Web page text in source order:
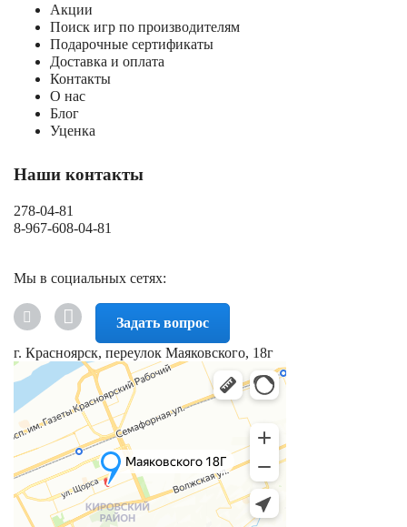
Акции
Поиск игр по производителям
Подарочные сертификаты
Доставка и оплата
Контакты
О нас
Блог
Уценка
Наши контакты
278-04-81
8-967-608-04-81
Мы в социальных сетях:
Задать вопрос
г. Красноярск, переулок Маяковского, 18г